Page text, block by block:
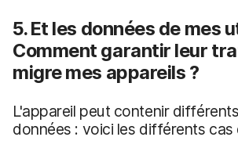
5. Et les données de mes
Comment garantir leur
migre mes appareils ?
L'appareil peut contenir
données : voici les différents cas